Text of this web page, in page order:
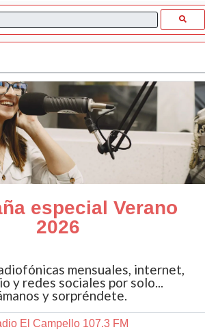
especial Verano
2026
mensuales, internet,
y redes sociales por solo...
y sorpréndete.
El Campello 107.3 FM